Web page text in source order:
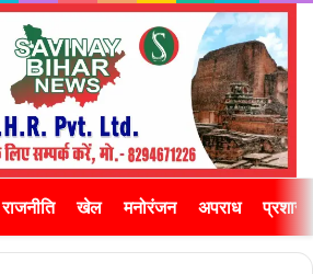
राजनीति खेल मनोरंजन अपराध